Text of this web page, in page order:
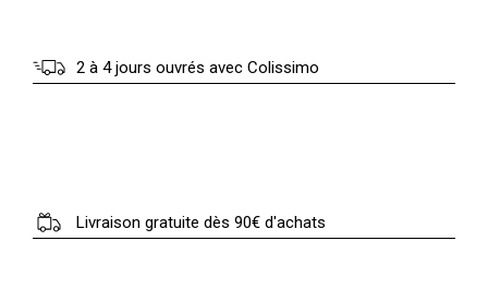
2 à 4 jours ouvrés avec Colissimo
Livraison gratuite dès 90€ d'achats